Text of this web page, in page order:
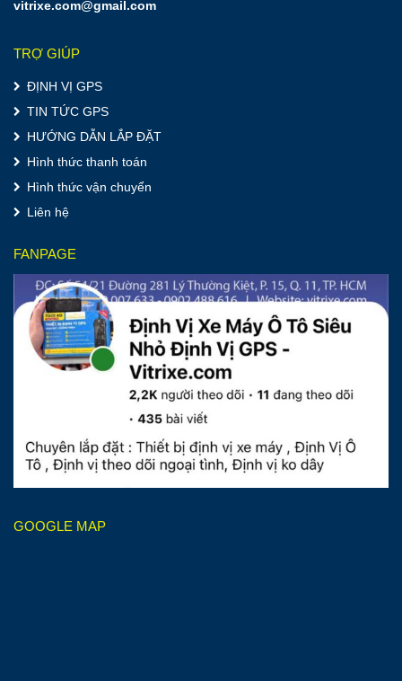
vitrixe.com@gmail.com
TRỢ GIÚP
ĐỊNH VỊ GPS
TIN TỨC GPS
HƯỚNG DẪN LẮP ĐẶT
Hình thức thanh toán
Hình thức vận chuyển
Liên hệ
FANPAGE
GOOGLE MAP